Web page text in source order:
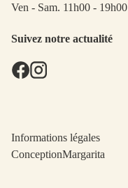
Ven - Sam. 11h00 - 19h00
Suivez notre actualité
Informations légales
ConceptionMargarita